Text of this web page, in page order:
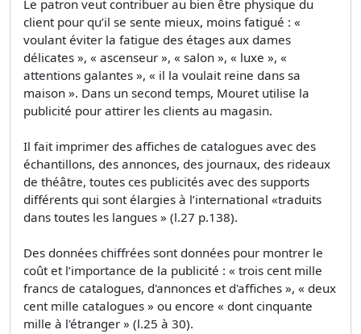
Le patron veut contribuer au bien être physique du
client pour qu’il se sente mieux, moins fatigué : «
voulant éviter la fatigue des étages aux dames
délicates », « ascenseur », « salon », « luxe », «
attentions galantes », « il la voulait reine dans sa
maison ». Dans un second temps, Mouret utilise la
publicité pour attirer les clients au magasin.
Il fait imprimer des affiches de catalogues avec des
échantillons, des annonces, des journaux, des rideaux
de théâtre, toutes ces publicités avec des supports
différents qui sont élargies à l’international «traduits
dans toutes les langues » (l.27 p.138).
Des données chiffrées sont données pour montrer le
coût et l’importance de la publicité : « trois cent mille
francs de catalogues, d'annonces et d'affiches », « deux
cent mille catalogues » ou encore « dont cinquante
mille à l'étranger » (l.25 à 30).